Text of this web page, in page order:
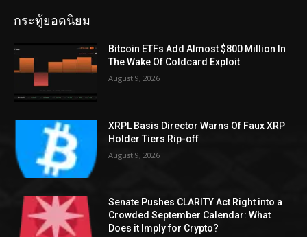
กระทู้ยอดนิยม
Bitcoin ETFs Add Almost $800 Million In
The Wake Of Coldcard Exploit
August 9, 2026
XRPL Basis Director Warns Of Faux XRP
Holder Tiers Rip-off
August 9, 2026
Senate Pushes CLARITY Act Right into a
Crowded September Calendar: What
Does it Imply for Crypto?